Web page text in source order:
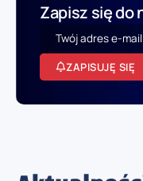
Zapisz się do
ZAPISUJĘ SIĘ